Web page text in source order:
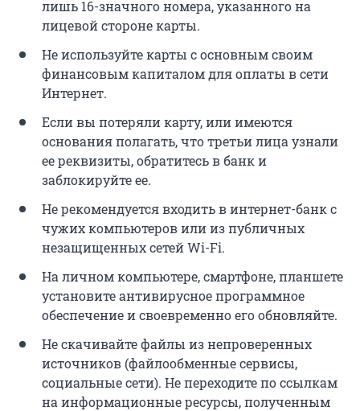
лишь 16-значного номера, указанного на
лицевой стороне карты.
Не используйте карты с основным своим
финансовым капиталом для оплаты в сети
Интернет.
Если вы потеряли карту, или имеются
основания полагать, что третьи лица узнали
ее реквизиты, обратитесь в банк и
заблокируйте ее.
Не рекомендуется входить в интернет-банк с
чужих компьютеров или из публичных
незащищенных сетей Wi-Fi.
На личном компьютере, смартфоне, планшете
установите антивирусное программное
обеспечение и своевременно его обновляйте.
Не скачивайте файлы из непроверенных
источников (файлообменные сервисы,
социальные сети). Не переходите по ссылкам
на информационные ресурсы, полученным